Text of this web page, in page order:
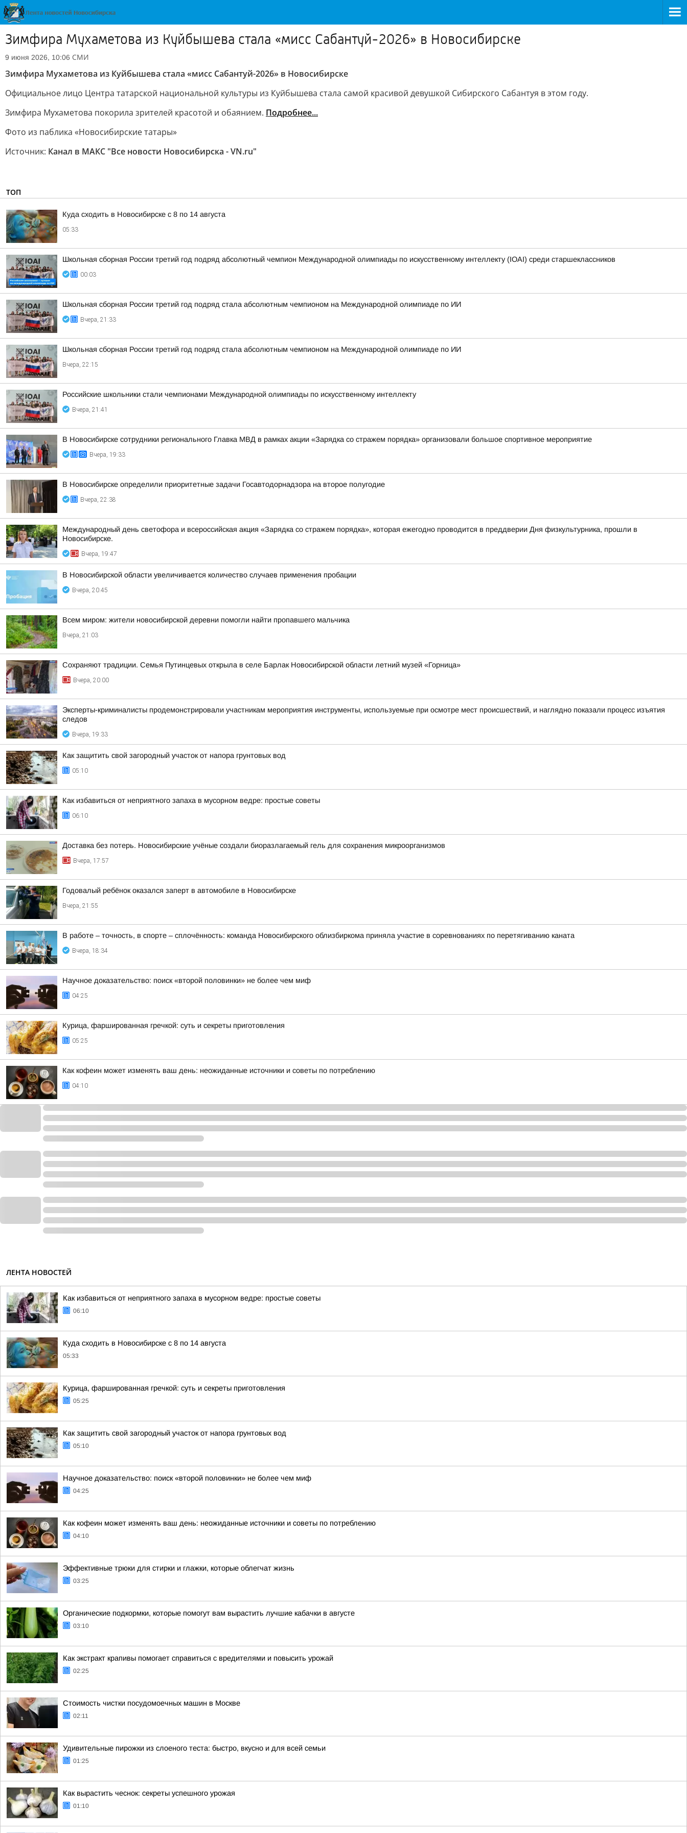
Зимфира Мухаметова из Куйбышева стала «мисс Сабантуй-2026» в Новосибирске
9 июня 2026, 10:06 СМИ
Зимфира Мухаметова из Куйбышева стала «мисс Сабантуй-2026» в Новосибирске
Официальное лицо Центра татарской национальной культуры из Куйбышева стала самой красивой девушкой Сибирского Сабантуя в этом году.
Зимфира Мухаметова покорила зрителей красотой и обаянием. Подробнее...
Фото из паблика «Новосибирские татары»
Источник: Канал в МАКС "Все новости Новосибирска - VN.ru"
ТОП
Куда сходить в Новосибирске с 8 по 14 августа
05:33
Школьная сборная России третий год подряд абсолютный чемпион Международной олимпиады по искусственному интеллекту (IOAI) среди старшеклассников
00:03
Школьная сборная России третий год подряд стала абсолютным чемпионом на Международной олимпиаде по ИИ
Вчера, 21:33
Школьная сборная России третий год подряд стала абсолютным чемпионом на Международной олимпиаде по ИИ
Вчера, 22:15
Российские школьники стали чемпионами Международной олимпиады по искусственному интеллекту
Вчера, 21:41
В Новосибирске сотрудники регионального Главка МВД в рамках акции «Зарядка со стражем порядка» организовали большое спортивное мероприятие
Вчера, 19:33
В Новосибирске определили приоритетные задачи Госавтодорнадзора на второе полугодие
Вчера, 22:38
Международный день светофора и всероссийская акция «Зарядка со стражем порядка», которая ежегодно проводится в преддверии Дня физкультурника, прошли в
Новосибирске.
Вчера, 19:47
В Новосибирской области увеличивается количество случаев применения пробации
Вчера, 20:45
Всем миром: жители новосибирской деревни помогли найти пропавшего мальчика
Вчера, 21:03
Сохраняют традиции. Семья Путинцевых открыла в селе Барлак Новосибирской области летний музей «Горница»
Вчера, 20:00
Эксперты-криминалисты продемонстрировали участникам мероприятия инструменты, используемые при осмотре мест происшествий, и наглядно показали процесс изъятия
следов
Вчера, 19:33
Как защитить свой загородный участок от напора грунтовых вод
05:10
Как избавиться от неприятного запаха в мусорном ведре: простые советы
06:10
Доставка без потерь. Новосибирские учёные создали биоразлагаемый гель для сохранения микроорганизмов
Вчера, 17:57
Годовалый ребёнок оказался заперт в автомобиле в Новосибирске
Вчера, 21:55
В работе – точность, в спорте – сплочённость: команда Новосибирского облизбиркома приняла участие в соревнованиях по перетягиванию каната
Вчера, 18:34
Научное доказательство: поиск «второй половинки» не более чем миф
04:25
Курица, фаршированная гречкой: суть и секреты приготовления
05:25
Как кофеин может изменять ваш день: неожиданные источники и советы по потреблению
04:10
ЛЕНТА НОВОСТЕЙ
Как избавиться от неприятного запаха в мусорном ведре: простые советы
06:10
Куда сходить в Новосибирске с 8 по 14 августа
05:33
Курица, фаршированная гречкой: суть и секреты приготовления
05:25
Как защитить свой загородный участок от напора грунтовых вод
05:10
Научное доказательство: поиск «второй половинки» не более чем миф
04:25
Как кофеин может изменять ваш день: неожиданные источники и советы по потреблению
04:10
Эффективные трюки для стирки и глажки, которые облегчат жизнь
03:25
Органические подкормки, которые помогут вам вырастить лучшие кабачки в августе
03:10
Как экстракт крапивы помогает справиться с вредителями и повысить урожай
02:25
Стоимость чистки посудомоечных машин в Москве
02:11
Удивительные пирожки из слоеного теста: быстро, вкусно и для всей семьи
01:25
Как вырастить чеснок: секреты успешного урожая
01:10